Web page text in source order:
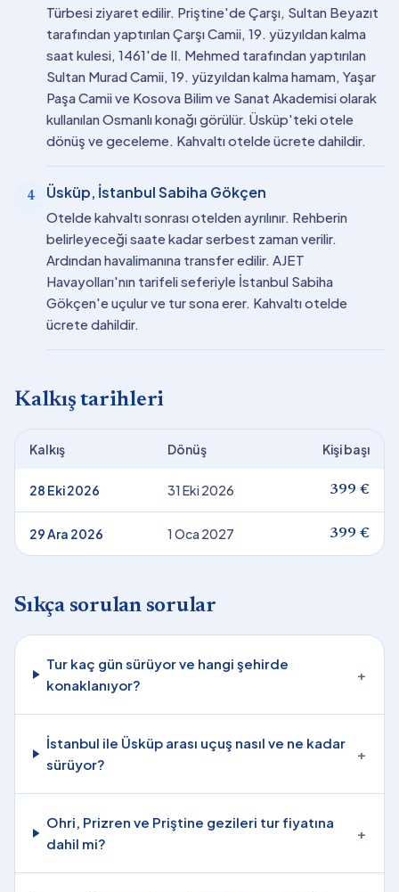
Türbesi ziyaret edilir. Priştine'de Çarşı, Sultan Beyazıt
tarafından yaptırılan Çarşı Camii, 19. yüzyıldan kalma
saat kulesi, 1461'de II. Mehmed tarafından yaptırılan
Sultan Murad Camii, 19. yüzyıldan kalma hamam, Yaşar
Paşa Camii ve Kosova Bilim ve Sanat Akademisi olarak
kullanılan Osmanlı konağı görülür. Üsküp'teki otele
dönüş ve geceleme. Kahvaltı otelde ücrete dahildir.
4 Üsküp, İstanbul Sabiha Gökçen
Otelde kahvaltı sonrası otelden ayrılınır. Rehberin
belirleyeceği saate kadar serbest zaman verilir.
Ardından havalimanına transfer edilir. AJET
Havayolları'nın tarifeli seferiyle İstanbul Sabiha
Gökçen'e uçulur ve tur sona erer. Kahvaltı otelde
ücrete dahildir.
Kalkış tarihleri
Kalkış Dönüş Kişi başı
28 Eki 2026 31 Eki 2026 399 €
29 Ara 2026 1 Oca 2027 399 €
Sıkça sorulan sorular
Tur kaç gün sürüyor ve hangi şehirde
konaklanıyor?
+
İstanbul ile Üsküp arası uçuş nasıl ve ne kadar
sürüyor?
+
Ohri, Prizren ve Priştine gezileri tur fiyatına
dahil mi?
+